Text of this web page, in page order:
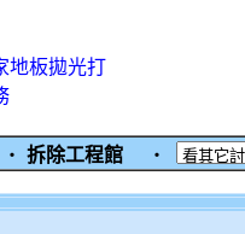
地板拋光打
‧ 拆除工程館 ‧